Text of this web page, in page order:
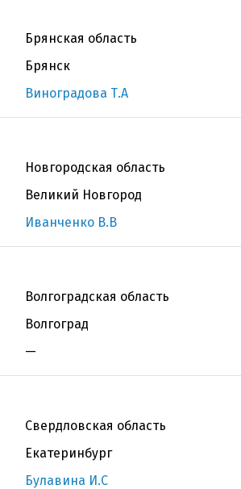
Брянская область
Брянск
Виноградова Т.А
Новгородская область
Великий Новгород
Иванченко В.В
Волгоградская область
Волгоград
—
Свердловская область
Екатеринбург
Булавина И.С